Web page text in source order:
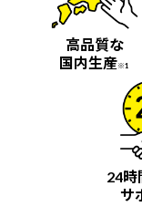
高品質な
国内生産※1
24時
サ